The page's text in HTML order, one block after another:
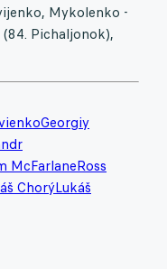
Mykolenko -
Pichaljonok),
Georgiy
McFarlaneRoss
ChorýLukáš